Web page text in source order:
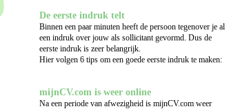
De eerste indruk telt
Binnen een paar minuten heeft de persoon tegenover je al
een indruk over jouw als sollicitant gevormd. Dus de
eerste indruk is zeer belangrijk.
Hier volgen 6 tips om een goede eerste indruk te maken:
mijnCV.com is weer online
Na een periode van afwezigheid is mijnCV.com weer